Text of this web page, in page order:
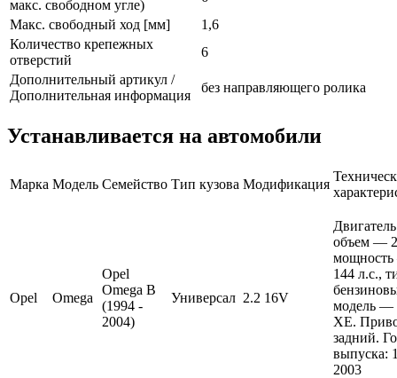
макс. свободном угле)
Макс. свободный ход [мм]
1,6
Количество крепежных
отверстий
6
Дополнительный артикул /
Дополнительная информация
без направляющего ролика
Устанавливается на автомобили
Марка Модель Семейство Тип кузова Модификация
Opel Omega
Opel
Omega B
(1994 -
2004)
Универсал 2.2 16V
объем —
144 л.с.,
модель —
XE.
задний.
выпуска:
2003